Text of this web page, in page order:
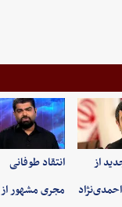
از
انتقاد طوفانی
مجری مشهور از